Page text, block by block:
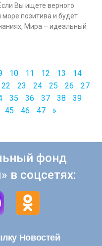
Вы ищете верного
позитива и будет
Мира – идеальный
10 11 12 13
14
22 23 24 25 26
27
35 36 37 38
39
45 46 47 »
фонд
в соцсетях:
Новостей